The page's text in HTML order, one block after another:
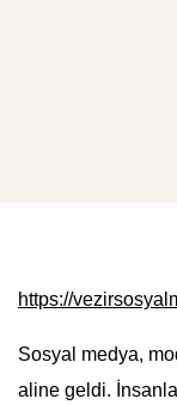
https://
Sosyal medya,
aline geldi.